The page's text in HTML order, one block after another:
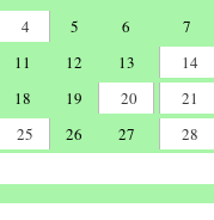
4 5 6 7
11 12 13 14
18 19 20 21
25 26 27 28